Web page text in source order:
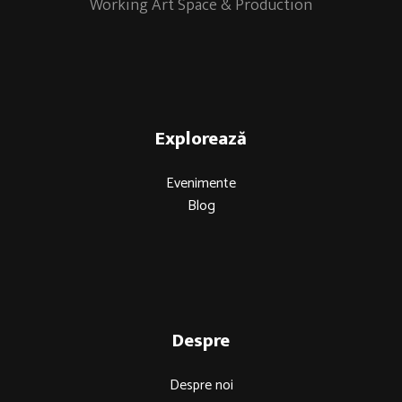
Working Art Space & Production
Explorează
Evenimente
Blog
Despre
Despre noi